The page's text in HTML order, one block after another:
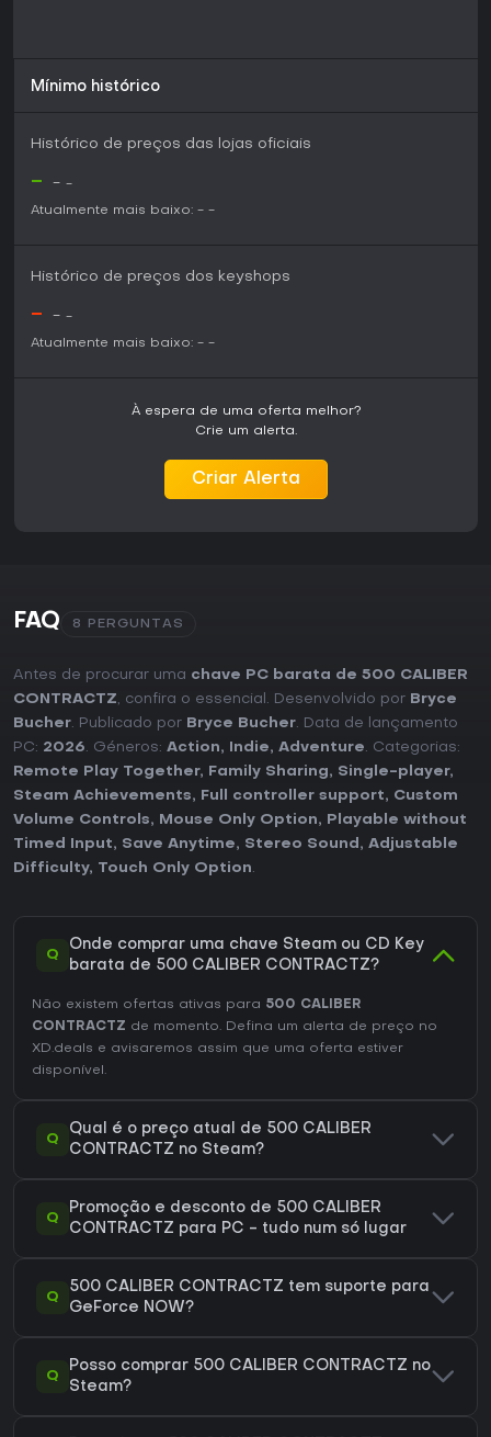
Mínimo histórico
Histórico de preços das lojas oficiais
- - -
Atualmente mais baixo: - -
Histórico de preços dos keyshops
- - -
Atualmente mais baixo: - -
À espera de uma oferta melhor?
Crie um alerta.
Criar Alerta
FAQ 8 PERGUNTAS
Antes de procurar uma chave PC barata de 500 CALIBER
CONTRACTZ, confira o essencial. Desenvolvido por Bryce
Bucher. Publicado por Bryce Bucher. Data de lançamento
PC: 2026. Géneros: Action, Indie, Adventure. Categorias:
Remote Play Together, Family Sharing, Single-player,
Steam Achievements, Full controller support, Custom
Volume Controls, Mouse Only Option,
Playable without
Timed Input, Save Anytime, Stereo Sound , Adjustable
Difficulty, Touch Only Option.
Q
Onde comprar uma chave Steam ou CD Key
barata de 500 CALIBER CONTRACTZ?
Não existem ofertas ativas para 500 CALIBER
CONTRACTZ de momento. Defina um alerta de preço no
XD.deals e avisaremos assim que uma oferta estiver
disponível.
Q
Qual é o preço atual de 500 CALIBER
CONTRACTZ no Steam?
Q
Promoção e desconto de 500 CALIBER
CONTRACTZ para PC - tudo num só lugar
Q
500 CALIBER CONTRACTZ tem suporte para
GeForce NOW?
Q
Posso comprar 500 CALIBER CONTRACTZ no
Steam?